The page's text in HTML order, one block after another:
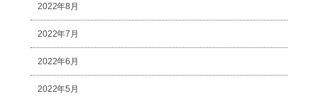
2022年8月
2022年7月
2022年6月
2022年5月